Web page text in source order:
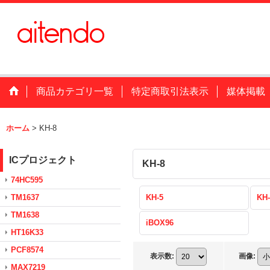
商品カテゴリ一覧 特定商取引法表示 媒体掲載
ホーム > KH-8
ICプロジェクト
74HC595
TM1637
TM1638
HT16K33
PCF8574
MAX7219
KH-8
KH-5
iBOX96
表示数: 画像: